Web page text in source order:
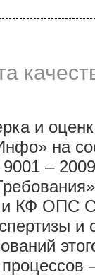
и
на
–
КФ ОПС
и